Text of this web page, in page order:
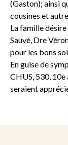
(Gaston); ainsi
cousines et
La famille
Sauvé, Dre
pour les bons
En guise de
CHUS, 530, 10e
seraient